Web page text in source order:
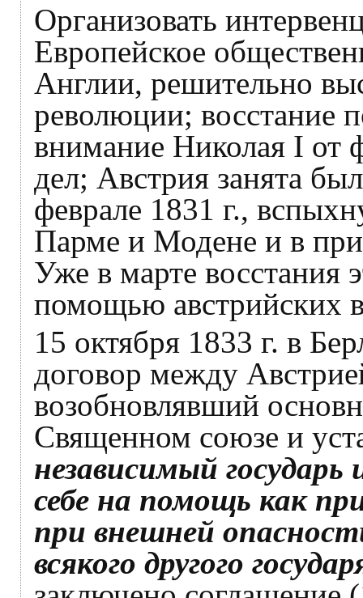
Организовать
Европейское
Англии, решительно
революции; восстание
внимание Николая I от
дел; Австрия занята
феврале 1831 г.,
Парме и Модене и в
Уже в марте восстания
помощью австрийских
15 октября 1833 г. в
договор между
возобновлявший
Священном союзе и
независимый
себе на помощь как
при внешней
всякого другого